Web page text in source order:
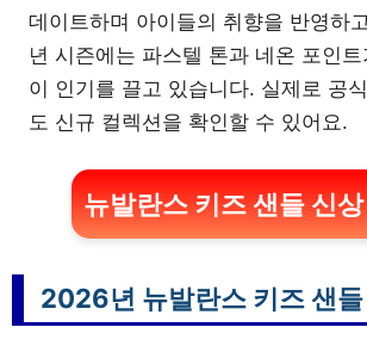
데이트하며 아이들의 취향을 반영하
년 시즌에는 파스텔 톤과 네온 포인
이 인기를 끌고 있습니다. 실제로 공
도 신규 컬렉션을 확인할 수 있어요.
뉴발란스 키즈 샌들 신
2026년 뉴발란스 키즈 샌들